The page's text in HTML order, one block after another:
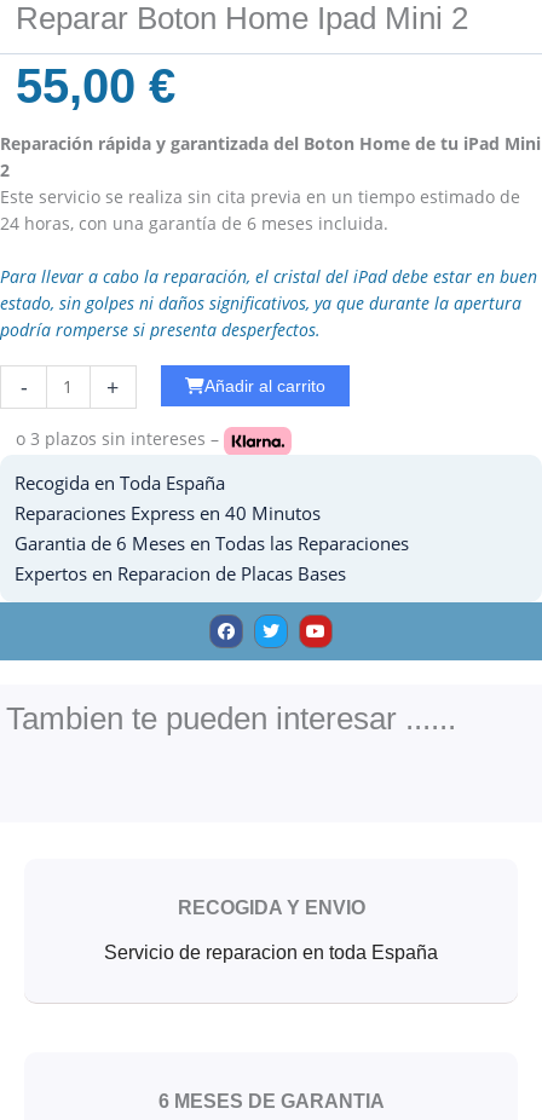
Reparar Boton Home Ipad Mini 2
55,00€
Reparación rápida y garantizada del Boton Home de tu iPad Mini
2
Este servicio se realiza sin cita previa en un tiempo estimado de
24 horas, con una garantía de 6 meses incluida.
Para llevar a cabo la reparación, el cristal del iPad debe estar en buen
estado, sin golpes ni daños significativos, ya que durante la apertura
podría romperse si presenta desperfectos.
-
WiFi
Ipad
cantidad
+ Añadir al carrito
o 3 plazos sin intereses –
Recogida en Toda España
Reparaciones Express en 40 Minutos
Garantia de 6 Meses en Todas las Reparaciones
Expertos en Reparacion de Placas Bases
F
a
c
e
o
k
T
w
i
t
Y
o
u
t
e
Tambien te pueden interesar ......
RECOGIDA Y ENVIO
Servicio de reparacion en toda España
6 MESES DE GARANTIA